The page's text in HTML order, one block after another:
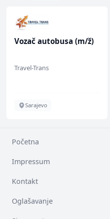
Vozač autobusa (m/ž)
Travel-Trans
Sarajevo
Početna
Impressum
Kontakt
Oglašavanje